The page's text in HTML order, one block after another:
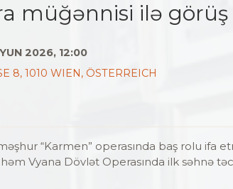
müğənnisi ilə görüş
2026, 12:00
8, 1010 WIEN, ÖSTERREICH
“Karmen” operasında baş rolu ifa
Vyana Dövlət Operasında ilk səhnə